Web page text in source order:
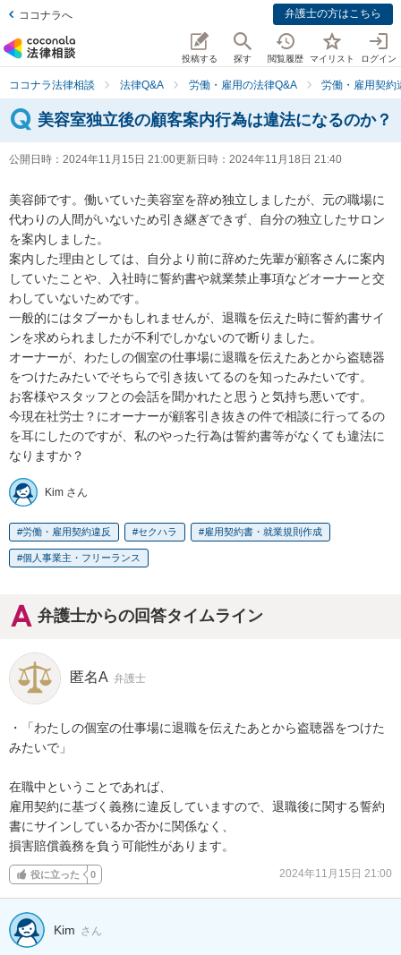
ココナラへ 弁護士の方はこちら
投稿する 探す 閲覧履歴 マイリスト ログイン
ココナラ法律相談 法律Q&A 労働・雇用の法律Q&A 労働・雇用契約
美容室独立後の顧客案内行為は違法になるのか？
公開日時： 2024年11月15日 21:00更新日時： 2024年11月18日 21:40
美容師です。働いていた美容室を辞め独立しましたが、元の職場に
代わりの人間がいないため引き継ぎできず、自分の独立したサロン
を案内しました。
案内した理由としては、自分より前に辞めた先輩が顧客さんに案内
していたことや、入社時に誓約書や就業禁止事項などオーナーと交
わしていないためです。
一般的にはタブーかもしれませんが、退職を伝えた時に誓約書サイ
ンを求められましたが不利でしかないので断りました。
オーナーが、わたしの個室の仕事場に退職を伝えたあとから盗聴器
をつけたみたいでそちらで引き抜いてるのを知ったみたいです。
お客様やスタッフとの会話を聞かれたと思うと気持ち悪いです。
今現在社労士？にオーナーが顧客引き抜きの件で相談に行ってるの
を耳にしたのですが、私のやった行為は誓約書等がなくても違法に
なりますか？
Kim さん
労働・雇用契約違反 セクハラ 雇用契約書・就業規則作成
個人事業主・フリーランス
弁護士からの回答タイムライン
匿名A 弁護士
・「わたしの個室の仕事場に退職を伝えたあとから盗聴器をつけた
みたいで」
在職中ということであれば、
雇用契約に基づく義務に違反していますので、退職後に関する誓約
書にサインしているか否かに関係なく、
損害賠償義務を負う可能性があります。
役に立った 0 2024年11月15日 21:00
Kim さん